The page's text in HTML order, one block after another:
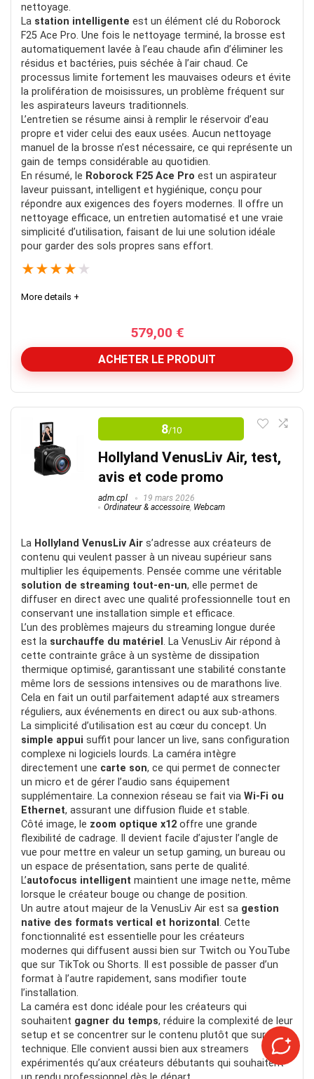
nettoyage.
La station intelligente est un élément clé du Roborock
F25 Ace Pro. Une fois le nettoyage terminé, la brosse est
automatiquement lavée à l’eau chaude afin d’éliminer les
résidus et bactéries, puis séchée à l’air chaud. Ce
processus limite fortement les mauvaises odeurs et évite
la prolifération de moisissures, un problème fréquent sur
les aspirateurs laveurs traditionnels.
L’entretien se résume ainsi à remplir le réservoir d’eau
propre et vider celui des eaux usées. Aucun nettoyage
manuel de la brosse n’est nécessaire, ce qui représente un
gain de temps considérable au quotidien.
En résumé, le Roborock F25 Ace Pro est un aspirateur
laveur puissant, intelligent et hygiénique, conçu pour
répondre aux exigences des foyers modernes. Il offre un
nettoyage efficace, un entretien automatisé et une vraie
simplicité d’utilisation, faisant de lui une solution idéale
pour garder des sols propres sans effort.
★★★★ ★
More details +
579,00 €
ACHETER LE PRODUIT
Test en production
Test en production
Note globale
8/10
Hollyland VenusLiv Air, test,
avis et code promo
adm.cpl
19 mars 2026
Ordinateur & accessoire Webcam
La Hollyland VenusLiv Air s’adresse aux créateurs de
contenu qui veulent passer à un niveau supérieur sans
multiplier les équipements. Pensée comme une véritable
solution de streaming tout-en-un, elle permet de
diffuser en direct avec une qualité professionnelle tout en
conservant une installation simple et efficace.
L’un des problèmes majeurs du streaming longue durée
est la surchauffe du matériel . La VenusLiv Air répond à
cette contrainte grâce à un système de dissipation
thermique optimisé, garantissant une stabilité constante
même lors de sessions intensives ou de marathons live.
Cela en fait un outil parfaitement adapté aux streamers
réguliers, aux événements en direct ou aux sub-athons.
La simplicité d’utilisation est au cœur du concept. Un
simple appui suffit pour lancer un live, sans configuration
complexe ni logiciels lourds. La caméra intègre
directement une carte son, ce qui permet de connecter
un micro et de gérer l’audio sans équipement
supplémentaire. La connexion réseau se fait via Wi-Fi ou
Ethernet, assurant une diffusion fluide et stable.
Côté image, le zoom optique x12 offre une grande
flexibilité de cadrage. Il devient facile d’ajuster l’angle de
vue pour mettre en valeur un setup gaming, un bureau ou
un espace de présentation, sans perte de qualité.
L’autofocus intelligent maintient une image nette, même
lorsque le créateur bouge ou change de position.
Un autre atout majeur de la VenusLiv Air est sa gestion
native des formats vertical et horizontal . Cette
fonctionnalité est essentielle pour les créateurs
modernes qui diffusent aussi bien sur Twitch ou YouTube
que sur TikTok ou Shorts. Il est possible de passer d’un
format à l’autre rapidement, sans modifier toute
l’installation.
La caméra est donc idéale pour les créateurs qui
souhaitent gagner du temps, réduire la complexité de leur
setup et se concentrer sur le contenu plutôt que sur la
technique. Elle convient aussi bien aux streamers
expérimentés qu’aux créateurs débutants qui souhaitent